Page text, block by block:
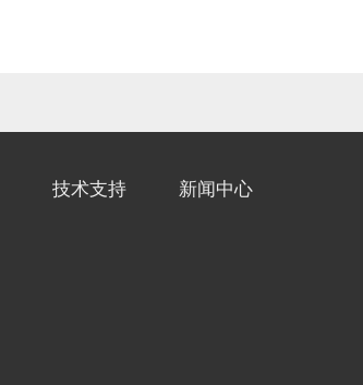
技术支持 新闻中心